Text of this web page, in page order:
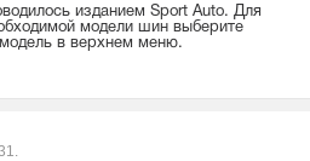
изданием Sport Auto. Для
модели шин выберите
в верхнем меню.